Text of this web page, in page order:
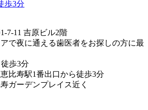
7-11 吉原ビル2階
で夜に通える歯医者をお探しの方に最
歩3分
比寿駅1番出口から徒歩3分
ガーデンプレイス近く